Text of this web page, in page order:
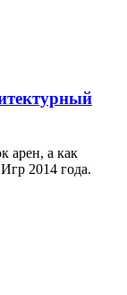
арен, а как
2014 года.